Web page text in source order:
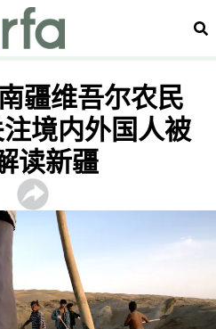
搜
疆维吾尔农民
境内外国人被
读新疆